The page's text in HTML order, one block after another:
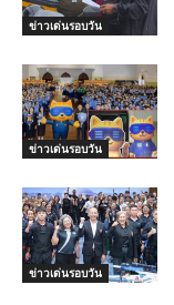
ข่าวเด่นรอบวัน
ข่าวเด่นรอบวัน
ข่าวเด่นรอบวัน